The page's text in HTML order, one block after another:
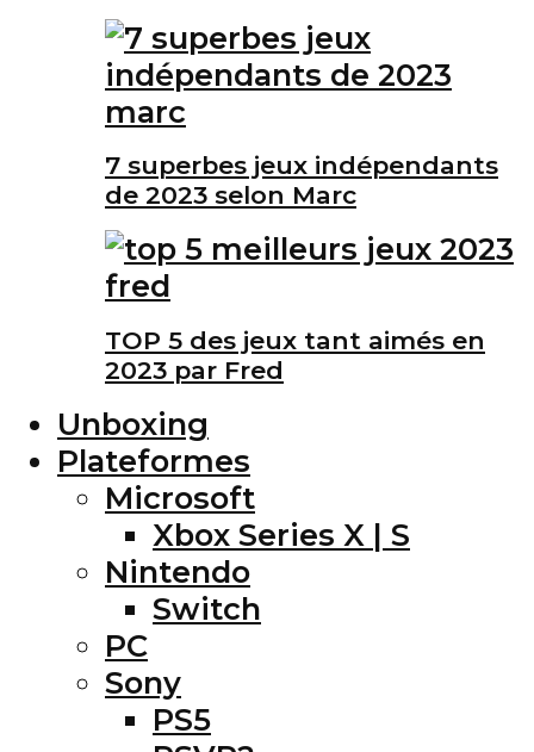
7 superbes jeux indépendants
de 2023 selon Marc
TOP 5 des jeux tant aimés en
2023 par Fred
Unboxing
Plateformes
Microsoft
Xbox Series X | S
Nintendo
Switch
PC
Sony
PS5